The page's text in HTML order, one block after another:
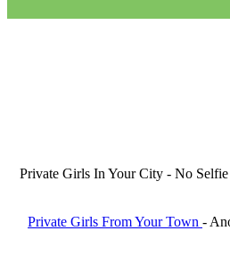
Private Girls In Your City - No
Private Girls From Your Town -